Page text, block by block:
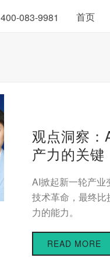
400-083-9981 首页
观点洞察
产力的关键
AI掀起新一轮产业
技术革命，最终
力的能力。
READ MORE